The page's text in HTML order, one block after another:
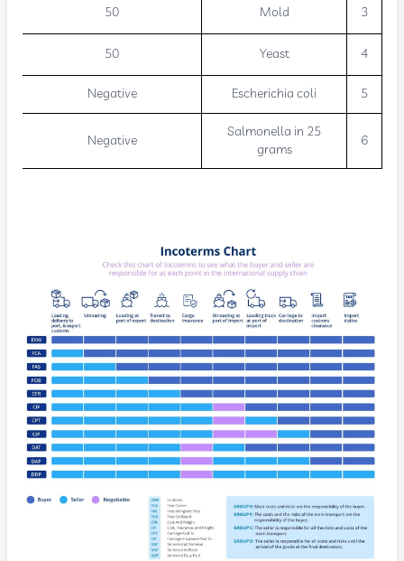
3
Mold
50
4
Yeast
50
5
Escherichia coli
Negative
6
Salmonella in 25
grams
Negative